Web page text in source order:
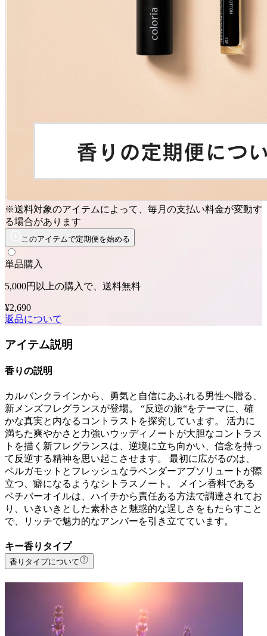
※送料対象のアイテムによって、毎月の支払い料金が変動す
る場合があります
このアイテムで定期便を始める
単品購入
5,000円以上の購入で、送料無料
¥2,690
返品について
アイテム説明
香りの説明
カルバンクラインから、勇気と自信にあふれる男性へ贈る、
新メンズフレグランスが登場。 “反逆の旅“をテーマに、確
かな真実と内なるコントラストを探究しています。 活力に
満ちた爽やかさと力強いウッディノートが大胆なコントラス
トを描く新フレグランスは、逆境に立ち向かい、信念を持っ
て反逆する精神を思い起こさせます。 最初に広がるのは、
ベルガモットとフレッシュなラベンダーアブソリュートが際
立つ、癖になるようなシトラスノート。 メイン香料である
ベチバーオイルは、ハイチから責任ある方法で調達されてお
り、いきいきとした素朴さと魅惑的な逞しさをもたらすこと
で、リッチで魅力的なアンバーを引き立てています。
キー香りタイプ
香りタイプについて